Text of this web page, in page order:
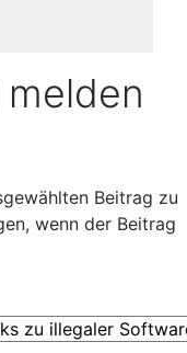
Beitrag zu
wenn der Beitrag